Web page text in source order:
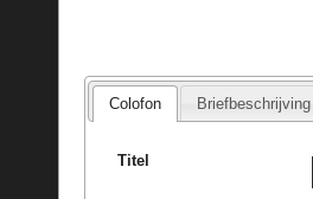
Colofon Briefbeschrijving
Titel